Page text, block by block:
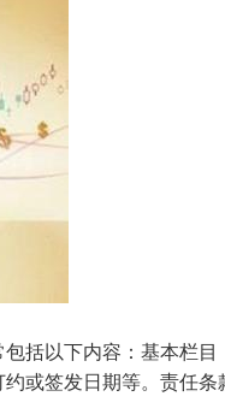
括以下内容：基本栏
或签发日期等。责任